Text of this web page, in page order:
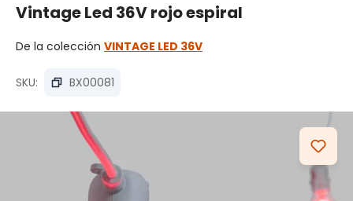
Vintage Led 36V rojo espiral
De la colección VINTAGE LED 36V
SKU: BX00081
Omitir galería de imágenes